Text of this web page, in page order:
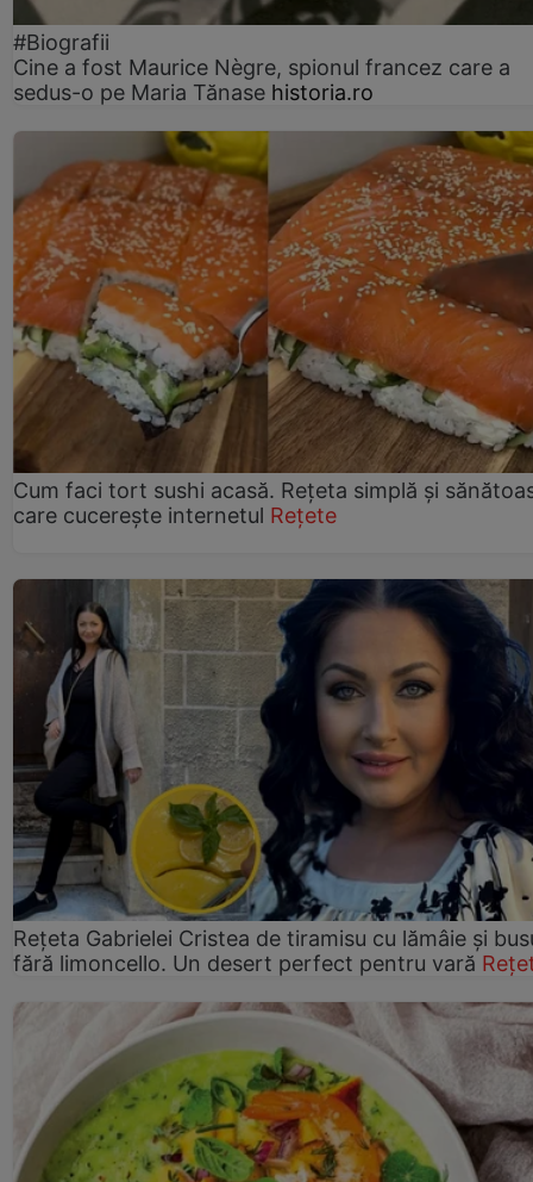
#Biografii
Cine a fost Maurice Nègre, spionul francez care a
sedus-o pe Maria Tănase historia.ro
Cum faci tort sushi acasă. Rețeta simplă și
care cucerește internetul Rețete
Rețeta Gabrielei Cristea de tiramisu cu lămâie și
fără limoncello. Un desert perfect pentru vară